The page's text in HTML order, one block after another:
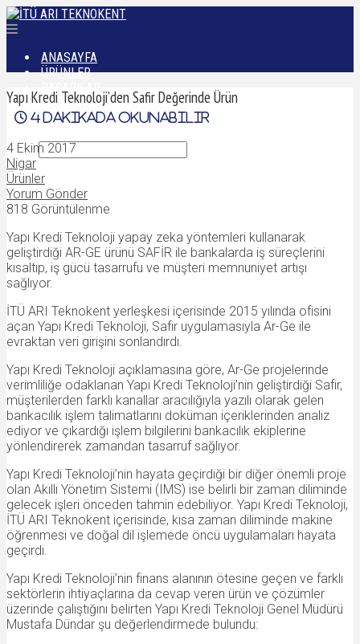
ANASAYFA
ÜRÜNLER
BAŞARILAR
DÜNYADAN
İLETIŞIM
Yapı Kredi Teknoloji’den Safir Değerinde Ürün
4 dakikada okunabilir
4 Ekim 2017
Nigar
Ürünler
Yorum Gönder
818 Görüntülenme
Yapı Kredi Teknoloji yapay zeka yöntemleri kullanarak
geliştirdiği AR-GE ürünü SAFİR ile bankalarda iş süreçlerini
kısaltıp, iş gücü tasarrufu ve müşteri memnuniyet artışı
sağlıyor.
İTÜ ARI Teknokent yerleşkesi içerisinde 2015 yılında ofisini
açan Yapı Kredi Teknoloji, Safir uygulamasıyla Ar-Ge ile
evraktan veri girişini sonlandırdı.
Yapı Kredi Teknoloji açıklamasına göre, Ar-Ge projelerinde
verimliliğe odaklanan Yapı Kredi Teknoloji’nin geliştirdiği Safir,
müşterilerden farklı kanallar aracılığıyla yazılı olarak gelen
bankacılık işlem talimatlarını doküman içeriklerinden analiz
ediyor ve çıkardığı işlem bilgilerini bankacılık ekiplerine
yönlendirerek zamandan tasarruf sağlıyor.
Yapı Kredi Teknoloji’nin hayata geçirdiği bir diğer önemli proje
olan Akıllı Yönetim Sistemi (IMS) ise belirli bir zaman diliminde
gelecek işleri önceden tahmin edebiliyor. Yapı Kredi Teknoloji,
İTÜ ARI Teknokent içerisinde, kısa zaman diliminde makine
öğrenmesi ve doğal dil işlemede öncü uygulamaları hayata
geçirdi.
Yapı Kredi Teknoloji’nin finans alanının ötesine geçen ve farklı
sektörlerin ihtiyaçlarına da cevap veren ürün ve çözümler
üzerinde çalıştığını belirten Yapı Kredi Teknoloji Genel Müdürü
Mustafa Dündar şu değerlendirmede bulundu: